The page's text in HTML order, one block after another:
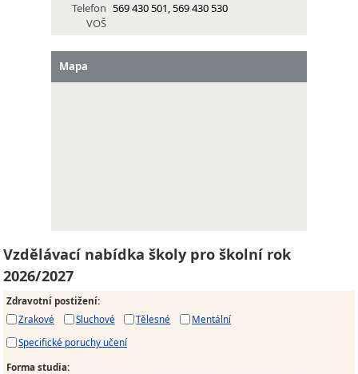
Telefon
VOŠ
569 430 501, 569 430 530
Mapa
Vzdělávací nabídka školy pro školní rok
2026/2027
Zdravotní postižení:
Zrakové
Sluchové Tělesné
Mentální
Specifické poruchy učení
Forma studia: